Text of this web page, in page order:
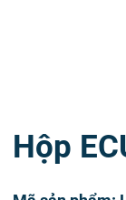
Hộp